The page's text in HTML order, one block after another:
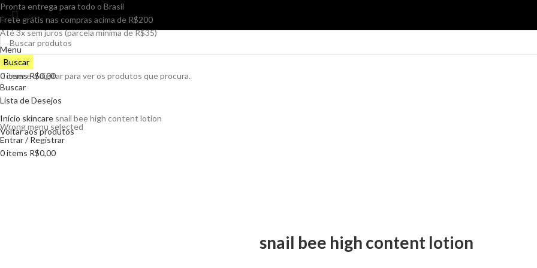
Pronta entrega para todo o Brasil
Frete grátis nas compras acima de R$200
Até 3x sem juros (parcela mínima de R$35)
Menu
0itemsR$0,00
Buscar
Lista de Desejos
Wrong menu selected
Entrar / Registrar
0items R$0,00
Início skincare snail bee high content lotion
Voltar aos produtos
snail bee high content lotion
Buscar
Comece a digitar para ver os produtos que procura.